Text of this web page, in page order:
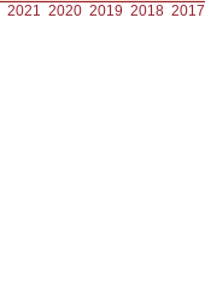
2021 2020 2019 2018 2017